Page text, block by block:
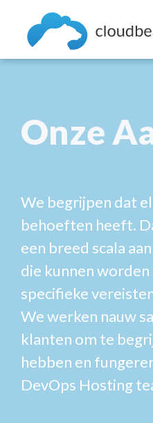
content
Onze
We begrijpen dat
behoeften heeft.
een breed scala
die kunnen worden
specifieke
We werken nauw
klanten om te
hebben en
DevOps Hosting